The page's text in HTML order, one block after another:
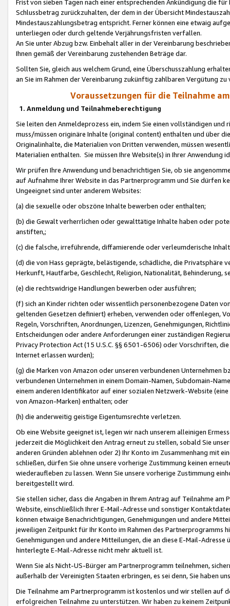
Frist von sieben Tagen nach einer entsprechenden Ankündigung die
Schlussbetrag zurückzuhalten, der dem in der Übersicht
Mindestauszahlungsbetrag entspricht. Ferner können eine etwaig
unterliegen oder durch geltende Verjährungsfristen verfallen.
An Sie unter Abzug bzw. Einbehalt aller in der Vereinbarung
Ihnen gemäß der Vereinbarung zustehenden Beträge dar.
Sollten Sie, gleich aus welchem Grund, eine Überschusszahlung
an Sie im Rahmen der Vereinbarung zukünftig zahlbaren Vergütung zu
Voraussetzungen für die Teilnahme
1. Anmeldung und Teilnahmeberechtigung
Sie leiten den Anmeldeprozess ein, indem Sie einen vollständigen
muss/müssen originäre Inhalte (original content) enthalten und über
Originalinhalte, die Materialien von Dritten verwenden, müssen
Materialien enthalten. Sie müssen Ihre Website(s) in Ihrer Anwendung
Wir prüfen Ihre Anwendung und benachrichtigen Sie, ob sie
auf Aufnahme Ihrer Website in das Partnerprogramm und Sie dürfen
Ungeeignet sind unter anderem Websites:
(a) die sexuelle oder obszöne Inhalte bewerben oder enthalten;
(b) die Gewalt verherrlichen oder gewalttätige Inhalte haben oder
anstiften,;
(c) die falsche, irreführende, diffamierende oder verleumderische
(d) die von Hass geprägte, belästigende, schädliche, die Privatsphäre
Herkunft, Hautfarbe, Geschlecht, Religion, Nationalität, Behinderung,
(e) die rechtswidrige Handlungen bewerben oder ausführen;
(f) sich an Kinder richten oder wissentlich personenbezogene Daten
geltenden Gesetzen definiert) erheben, verwenden oder offenlegen,
Regeln, Vorschriften, Anordnungen, Lizenzen, Genehmigungen,
Entscheidungen oder andere Anforderungen einer zuständigen
Privacy Protection Act (15 U.S.C. §§ 6501-6506) oder Vorschriften,
Internet erlassen wurden);
(g) die Marken von Amazon oder unseren verbundenen Unternehmen
verbundenen Unternehmen in einem Domain-Namen, Subdomain-
einem anderen Identifikator auf einer sozialen Netzwerk-Website
von Amazon-Marken) enthalten; oder
(h) die anderweitig geistige Eigentumsrechte verletzen.
Ob eine Website geeignet ist, legen wir nach unserem alleinigen
jederzeit die Möglichkeit den Antrag erneut zu stellen, sobald Sie
anderen Gründen ablehnen oder 2) Ihr Konto im Zusammenhang mit
schließen, dürfen Sie ohne unsere vorherige Zustimmung keinen
wiederaufleben zu lassen. Wenn Sie unsere vorherige Zustimmung
bereitgestellt wird.
Sie stellen sicher, dass die Angaben in Ihrem Antrag auf Teilnahme
Website, einschließlich Ihrer E-Mail-Adresse und sonstiger
können etwaige Benachrichtigungen, Genehmigungen und andere
jeweiligen Zeitpunkt für Ihr Konto im Rahmen des Partnerprogramms
Genehmigungen und andere Mitteilungen, die an diese E-Mail-
hinterlegte E-Mail-Adresse nicht mehr aktuell ist.
Wenn Sie als Nicht-US-Bürger am Partnerprogramm teilnehmen,
außerhalb der Vereinigten Staaten erbringen, es sei denn, Sie haben
Die Teilnahme am Partnerprogramm ist kostenlos und wir stellen auf
erfolgreichen Teilnahme zu unterstützen. Wir haben zu keinem